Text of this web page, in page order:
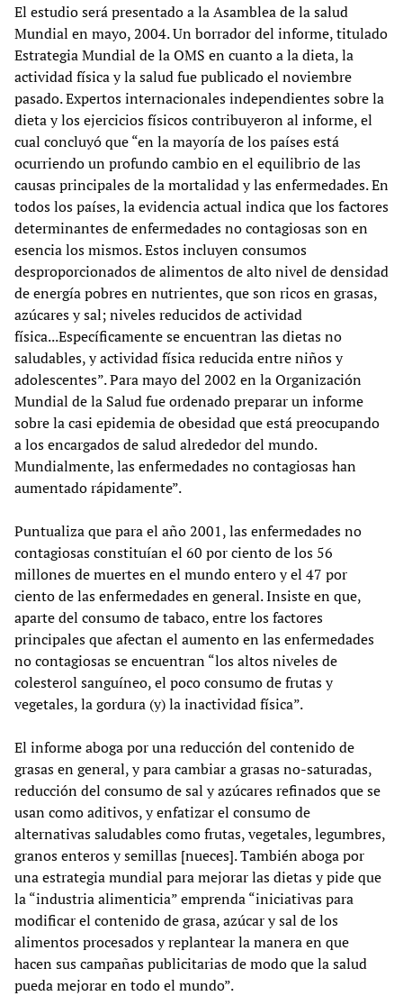
El estudio será presentado a la Asamblea de la salud
Mundial en mayo, 2004. Un borrador del informe, titulado
Estrategia Mundial de la OMS en cuanto a la dieta, la
actividad física y la salud fue publicado el noviembre
pasado. Expertos internacionales independientes sobre la
dieta y los ejercicios físicos contribuyeron al informe, el
cual concluyó que “en la mayoría de los países está
ocurriendo un profundo cambio en el equilibrio de las
causas principales de la mortalidad y las enfermedades. En
todos los países, la evidencia actual indica que los factores
determinantes de enfermedades no contagiosas son en
esencia los mismos. Estos incluyen consumos
desproporcionados de alimentos de alto nivel de densidad
de energía pobres en nutrientes, que son ricos en grasas,
azúcares y sal; niveles reducidos de actividad
física...Específicamente se encuentran las dietas no
saludables, y actividad física reducida entre niños y
adolescentes”. Para mayo del 2002 en la Organización
Mundial de la Salud fue ordenado preparar un informe
sobre la casi epidemia de obesidad que está preocupando
a los encargados de salud alrededor del mundo.
Mundialmente, las enfermedades no contagiosas han
aumentado rápidamente”.
Puntualiza que para el año 2001, las enfermedades no
contagiosas constituían el 60 por ciento de los 56
millones de muertes en el mundo entero y el 47 por
ciento de las enfermedades en general. Insiste en que,
aparte del consumo de tabaco, entre los factores
principales que afectan el aumento en las enfermedades
no contagiosas se encuentran “los altos niveles de
colesterol sanguíneo, el poco consumo de frutas y
vegetales, la gordura (y) la inactividad física”.
El informe aboga por una reducción del contenido de
grasas en general, y para cambiar a grasas no-saturadas,
reducción del consumo de sal y azúcares refinados que se
usan como aditivos, y enfatizar el consumo de
alternativas saludables como frutas, vegetales, legumbres,
granos enteros y semillas [nueces]. También aboga por
una estrategia mundial para mejorar las dietas y pide que
la “industria alimenticia” emprenda “iniciativas para
modificar el contenido de grasa, azúcar y sal de los
alimentos procesados y replantear la manera en que
hacen sus campañas publicitarias de modo que la salud
pueda mejorar en todo el mundo”.